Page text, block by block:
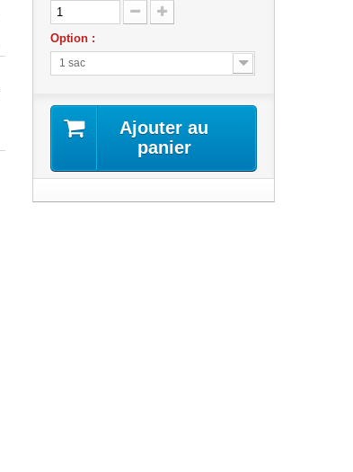
Option :
1 sac
Ajouter au
panier